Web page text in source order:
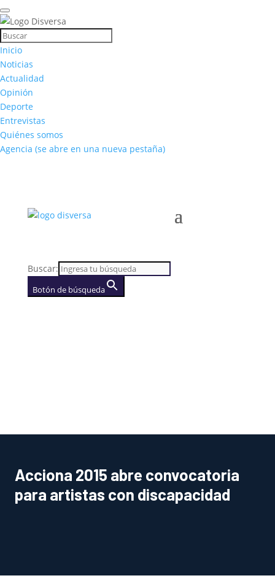
Inicio
Noticias
Actualidad
Opinión
Deporte
Entrevistas
Quiénes somos
Agencia (se abre en una nueva pestaña)
Buscar:
Botón de búsqueda
Acciona 2015 abre convocatoria
para artistas con discapacidad